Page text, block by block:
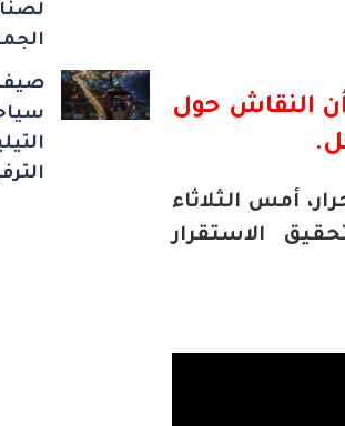
النقاش حول
أمس الثلاثاء
الاستقرار